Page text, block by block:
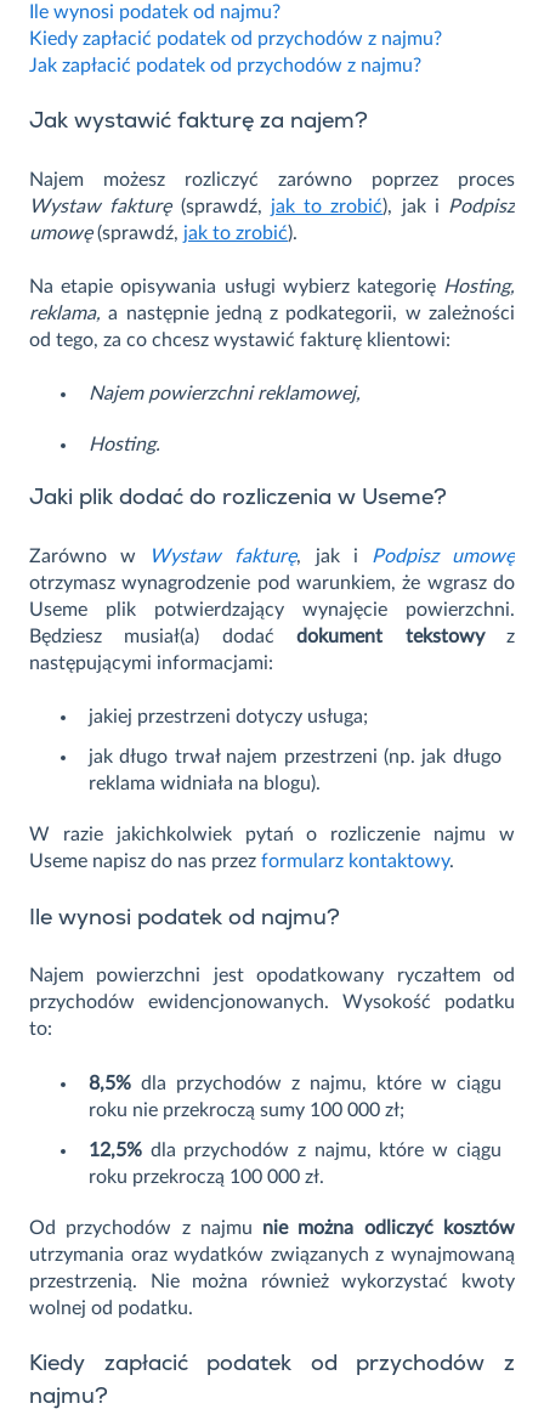
Ile wynosi podatek od najmu?
Kiedy zapłacić podatek od przychodów z najmu?
Jak zapłacić podatek od przychodów z najmu?
Jak wystawić fakturę za najem?
Najem możesz rozliczyć zarówno poprzez proces
Wystaw fakturę(sprawdź, jak to zrobić), jak i Podpisz
umowę(sprawdź, jak to zrobić).
Na etapie opisywania usługi wybierz kategorięHosting,
reklama,a następnie jedną z podkategorii, w zależności
od tego, za co chcesz wystawić fakturę klientowi:
Najem powierzchni reklamowej,
Hosting.
Jaki plik dodać do rozliczenia w Useme?
Zarówno w Wystaw fakturę, jak i Podpisz umowę
otrzymasz wynagrodzenie pod warunkiem, że wgrasz do
Useme plik potwierdzający wynajęcie powierzchni.
Będziesz musiał(a) dodaćdokument tekstowyz
następującymi informacjami:
jakiej przestrzeni dotyczy usługa;
jak długo trwał najem przestrzeni (np. jak długo
reklama widniała na blogu).
W razie jakichkolwiek pytań o rozliczenie najmu w
Useme napisz do nas przez formularz kontaktowy.
Ile wynosi podatek od najmu?
Najem powierzchni jest opodatkowany ryczałtem od
przychodów ewidencjonowanych. Wysokość podatku
to:
8,5% dla przychodów z najmu, które w ciągu
roku nie przekroczą sumy 100 000 zł;
12,5% dla przychodów z najmu, które w ciągu
roku przekroczą 100 000 zł.
Od przychodów z najmu nie można odliczyć kosztów
utrzymania oraz wydatków związanych z wynajmowaną
przestrzenią. Nie można również wykorzystać kwoty
wolnej od podatku.
Kiedy zapłacić podatek od przychodów z
najmu?